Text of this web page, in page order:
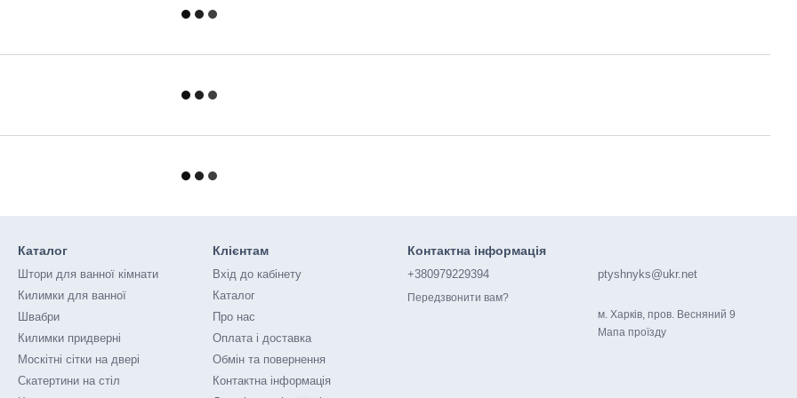
Каталог
Штори для ванної кімнати
Килимки для ванної
Швабри
Килимки придверні
Москітні сітки на двері
Скатертини на стіл
Клієнтам
Вхід до кабінету
Каталог
Про нас
Оплата і доставка
Обмін та повернення
Контактна інформація
Контактна інформація
+380979229394
Передзвонити вам?
ptyshnyks@ukr.net
м. Харків, пров. Весняний 9
Мапа проїзду